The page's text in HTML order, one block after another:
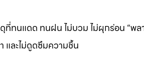
ที่ทนแดด ทนฝน ไม่บวม ไม่ผุกร่อน “พ
และไม่ดูดซึมความชื้น